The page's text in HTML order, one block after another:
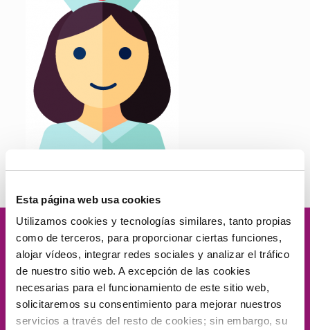
Esta página web usa cookies
Utilizamos cookies y tecnologías similares, tanto propias
como de terceros, para proporcionar ciertas funciones,
alojar vídeos, integrar redes sociales y analizar el tráfico
de nuestro sitio web. A excepción de las cookies
necesarias para el funcionamiento de este sitio web,
solicitaremos su consentimiento para mejorar nuestros
servicios a través del resto de cookies; sin embargo, su
Velamos porla dignidadde las
personas, elcompromiso social, la
proximidad, laexcelenciay la